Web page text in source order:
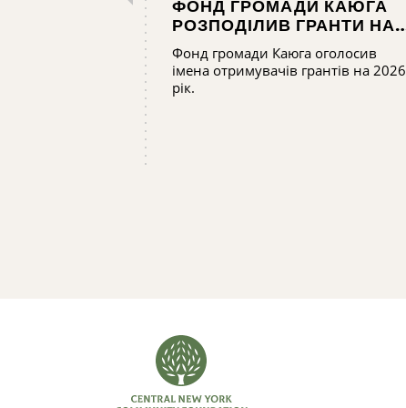
ФОНД ГРОМАДИ КАЮГА
РОЗПОДІЛИВ ГРАНТИ НА
СУМУ ПОНАД 165 000
ДОЛАРІВ
Фонд громади Каюга оголосив
імена отримувачів грантів на 2026
рік.